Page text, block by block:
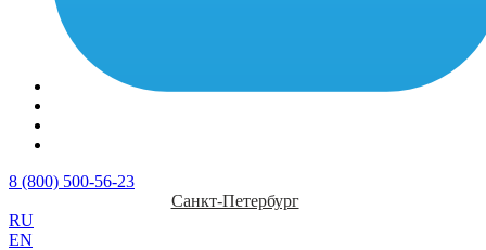
8 (800) 500-56-23
Санкт-Петербург
RU
EN